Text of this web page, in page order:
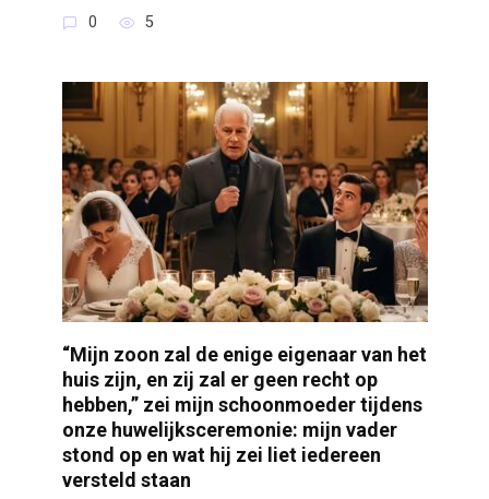
0 5
“Mijn zoon zal de enige eigenaar van het
huis zijn, en zij zal er geen recht op
hebben,” zei mijn schoonmoeder tijdens
onze huwelijksceremonie: mijn vader
stond op en wat hij zei liet iedereen
versteld staan